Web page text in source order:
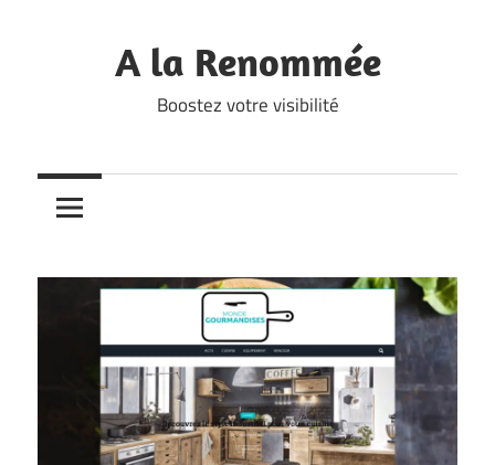
A la Renommée
Boostez votre visibilité